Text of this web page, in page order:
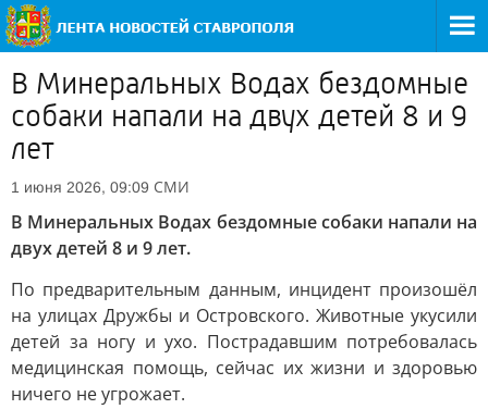
В Минеральных Водах бездомные
собаки напали на двух детей 8 и 9
лет
1 июня 2026, 09:09 СМИ
В Минеральных Водах бездомные собаки напали на
двух детей 8 и 9 лет.
По предварительным данным, инцидент произошёл
на улицах Дружбы и Островского. Животные укусили
детей за ногу и ухо. Пострадавшим потребовалась
медицинская помощь, сейчас их жизни и здоровью
ничего не угрожает.